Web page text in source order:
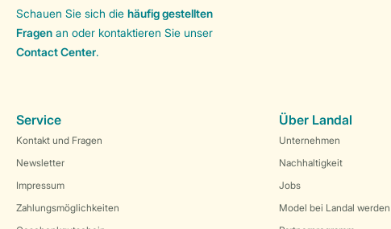
Schauen Sie sich die häufig gestellten
Fragen an oder kontaktieren Sie unser
Contact Center.
Service
Kontakt und Fragen
Newsletter
Impressum
Zahlungsmöglichkeiten
Über Landal
Unternehmen
Nachhaltigkeit
Jobs
Model bei Landal werden